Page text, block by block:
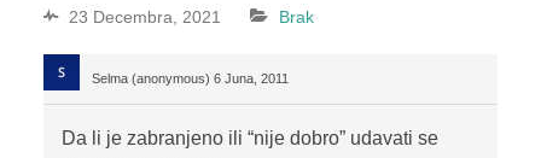
23 Decembra, 2021 Brak
Selma (anonymous) 6 Juna, 2011
Da li je zabranjeno ili “nije dobro” udavati se